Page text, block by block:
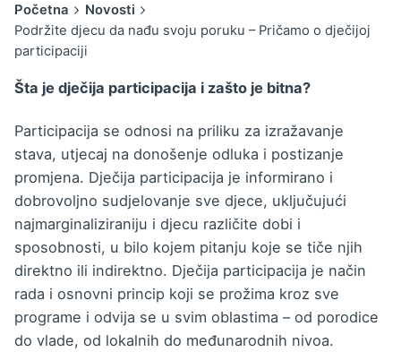
Početna
Novosti
Podržite djecu da nađu svoju poruku – Pričamo o dječijoj
participaciji
Šta je dječija participacija i zašto je bitna?
Participacija se odnosi na priliku za izražavanje
stava, utjecaj na donošenje odluka i postizanje
promjena. Dječija participacija je informirano i
dobrovoljno sudjelovanje sve djece, uključujući
najmarginaliziraniju i djecu različite dobi i
sposobnosti, u bilo kojem pitanju koje se tiče njih
direktno ili indirektno. Dječija participacija je način
rada i osnovni princip koji se prožima kroz sve
programe i odvija se u svim oblastima – od porodice
do vlade, od lokalnih do međunarodnih nivoa.